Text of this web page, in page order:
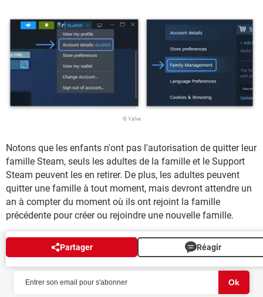
© Valve
Notons que les enfants n'ont pas l'autorisation de quitter leur
famille Steam, seuls les adultes de la famille et le Support
Steam peuvent les en retirer. De plus, les adultes peuvent
quitter une famille à tout moment, mais devront attendre un
an à compter du moment où ils ont rejoint la famille
précédente pour créer ou rejoindre une nouvelle famille.
Partager Réagir
NEWSLETTER